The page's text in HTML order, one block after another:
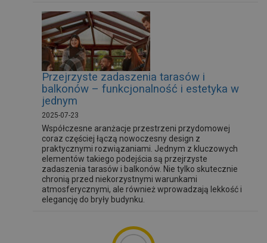
Przejrzyste zadaszenia tarasów i
balkonów – funkcjonalność i estetyka w
jednym
2025-07-23
Współczesne aranżacje przestrzeni przydomowej
coraz częściej łączą nowoczesny design z
praktycznymi rozwiązaniami. Jednym z kluczowych
elementów takiego podejścia są przejrzyste
zadaszenia tarasów i balkonów. Nie tylko skutecznie
chronią przed niekorzystnymi warunkami
atmosferycznymi, ale również wprowadzają lekkość i
elegancję do bryły budynku.